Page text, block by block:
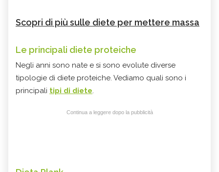
Scopri di più sulle diete per mettere massa
Le principali diete proteiche
Negli anni sono nate e si sono evolute diverse
tipologie di diete proteiche. Vediamo quali sono i
principali tipi di diete.
Continua a leggere dopo la pubblicità